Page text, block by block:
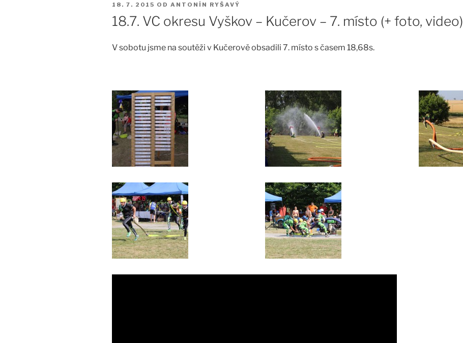
PUBLIKOVÁNO
18. 7. 2015 OD ANTONÍN RYŠAVÝ
18.7. VC okresu Vyškov – Kučerov – 7. místo (+ foto, video)
V sobotu jsme na soutěži v Kučerově obsadili 7. místo s časem 18,68s.